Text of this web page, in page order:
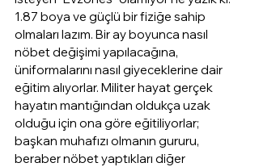
1.87 boya ve güçlü bir fiziğe sahip
olmaları lazım. Bir ay boyunca nasıl
nöbet değişimi yapılacağına,
üniformalarını nasıl giyeceklerine dair
eğitim alıyorlar. Militer hayat gerçek
hayatın mantığından oldukça uzak
olduğu için ona göre eğitiliyorlar;
başkan muhafızı olmanın gururu,
beraber nöbet yaptıkları diğer